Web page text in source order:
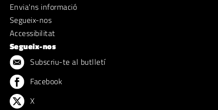
Envia'ns informació
Segueix-nos
Accessibilitat
Segueix-nos
Subscriu-te al butlletí
Facebook
X